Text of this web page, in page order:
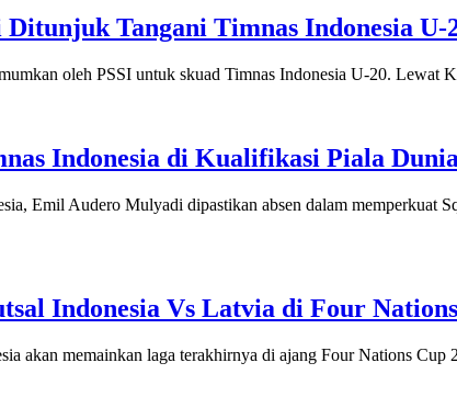
Tangani Timnas Indonesia U-
oleh PSSI untuk skuad Timnas Indonesia U-20. Lewat
Indonesia di Kualifikasi Piala
Audero Mulyadi dipastikan absen dalam memperkuat
Indonesia Vs Latvia di Four
memainkan laga terakhirnya di ajang Four Nations